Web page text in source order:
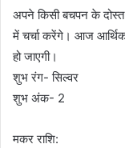
अपने किसी बचपन के
में चर्चा करेंगे। आज
हो जाएगी।
शुभ रंग- सिल्वर
शुभ अंक- 2
मकर राशि: